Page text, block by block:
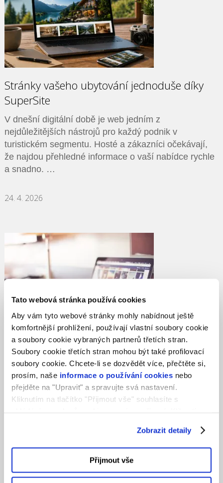
Tato webová stránka používá cookies
Aby vám tyto webové stránky mohly nabídnout ještě
komfortnější prohlížení, používají vlastní soubory cookie
a soubory cookie vybraných partnerů třetích stran.
Soubory cookie třetích stran mohou být také profilovací
soubory cookie. Chcete-li se dozvědět více, přečtěte si,
prosím, naše informace o používání cookies nebo
přejděte na "Upravit" a spravujte svá nastavení.
Kliknutím na tlačítko "Přijmout vše" souhlasíte s
Zobrazit detaily
Přijmout vše
Stránky vašeho ubytování jednoduše díky
SuperSite
V dnešní digitální době je web jedním z
nejdůležitějších nástrojů pro každý podnik v
turistickém segmentu. Hosté a zákazníci očekávají,
že najdou přehledné informace o vaší nabídce rychle
a snadno. …
24. 4. 2026
Reklama a její stinné stránky (část 1.)
V posledních letech se v internetovém prostředí
objevují stále další a další formy podvodného jednání.
edukovat uživatele a poradit, jak se nestat obětí